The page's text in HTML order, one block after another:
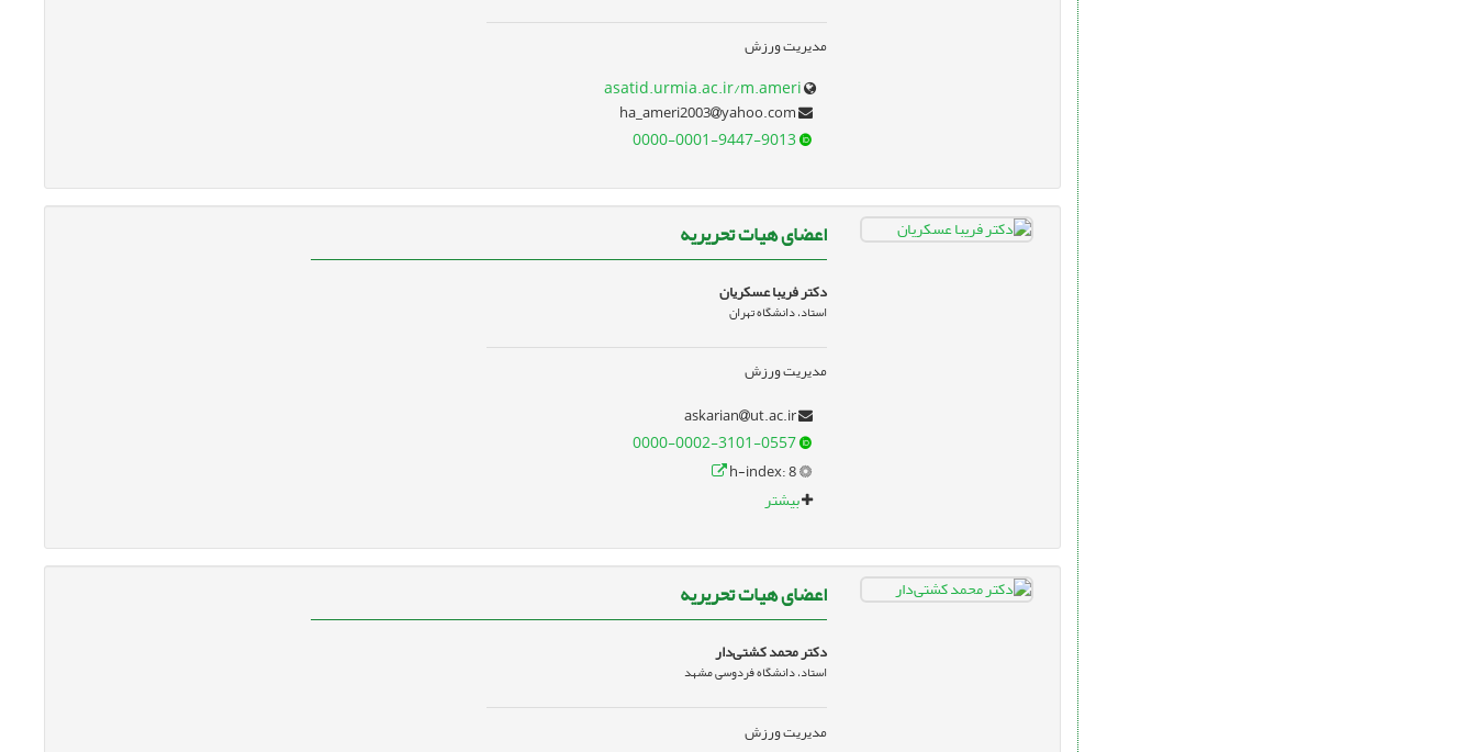
مدیریت ورزش
asatid.urmia.ac.ir/m.ameri
ha_ameri2003
yahoo.com
0000-0001-9447-9013
اعضای هیات تحریریه
دکتر فریبا عسکریان
استاد، دانشگاه تهران
مدیریت ورزش
askarian
ut.ac.ir
0000-0002-3101-0557
بیشتر
اعضای هیات تحریریه
دکتر محمد کشتی‌دار
استاد، دانشگاه فردوسی مشهد
مدیریت ورزش